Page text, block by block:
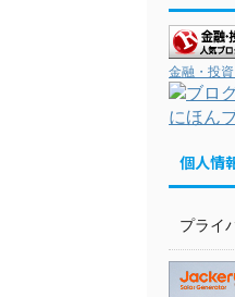
金融・投
にほん
個人情
プライ